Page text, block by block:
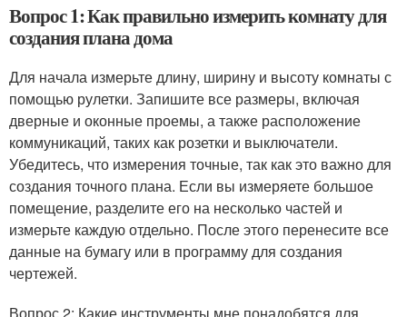
Вопрос 1: Как правильно измерить комнату для
создания плана дома
Для начала измерьте длину, ширину и высоту комнаты с
помощью рулетки. Запишите все размеры, включая
дверные и оконные проемы, а также расположение
коммуникаций, таких как розетки и выключатели.
Убедитесь, что измерения точные, так как это важно для
создания точного плана. Если вы измеряете большое
помещение, разделите его на несколько частей и
измерьте каждую отдельно. После этого перенесите все
данные на бумагу или в программу для создания
чертежей.
Вопрос 2: Какие инструменты мне понадобятся для